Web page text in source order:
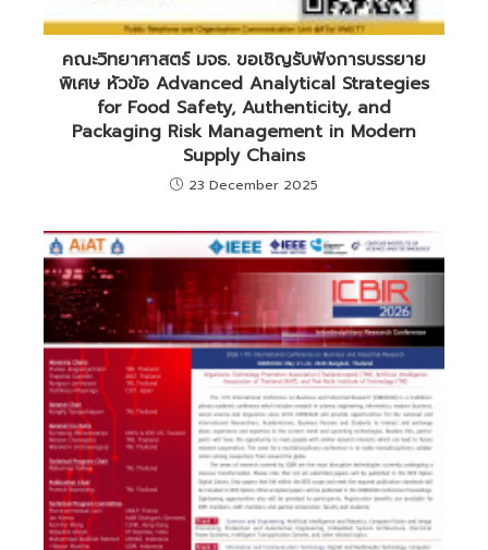
คณะวิทยาศาสตร์ มจธ. ขอเชิญรับฟังการบรรยาย
พิเศษ หัวข้อ Advanced Analytical Strategies
for Food Safety, Authenticity, and
Packaging Risk Management in Modern
Supply Chains
23 December 2025